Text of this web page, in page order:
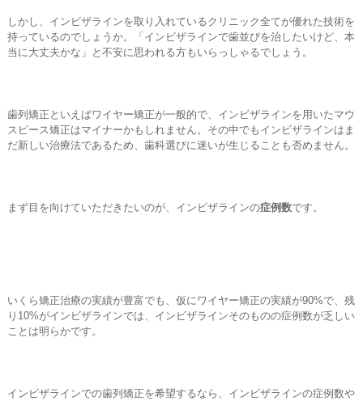
しかし、インビザラインを取り入れているクリニック全てが優れた技術を
持っているのでしょうか。「インビザラインで歯並びを治したいけど、本
当に大丈夫かな」と不安に思われる方もいらっしゃるでしょう。
歯列矯正といえばワイヤー矯正が一般的で、インビザラインを用いたマウ
スピース矯正はマイナーかもしれません。その中でもインビザラインはま
だ新しい治療法であるため、歯科選びに迷いが生じることも否めません。
まず目を向けていただきたいのが、インビザラインの症例数です。
いくら矯正治療の実績が豊富でも、仮にワイヤー矯正の実績が90%で、残
り10%がインビザラインでは、インビザラインそのものの症例数が乏しい
ことは明らかです。
インビザラインでの歯列矯正を希望するなら、インビザラインの症例数や